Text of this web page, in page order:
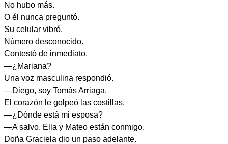
No hubo más.
O él nunca preguntó.
Su celular vibró.
Número desconocido.
Contestó de inmediato.
—¿Mariana?
Una voz masculina respondió.
—Diego, soy Tomás Arriaga.
El corazón le golpeó las costillas.
—¿Dónde está mi esposa?
—A salvo. Ella y Mateo están conmigo.
Doña Graciela dio un paso adelante.